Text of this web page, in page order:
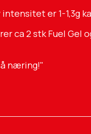
er 1-1,3g
ca 2 stk Fuel Gel
næring!"